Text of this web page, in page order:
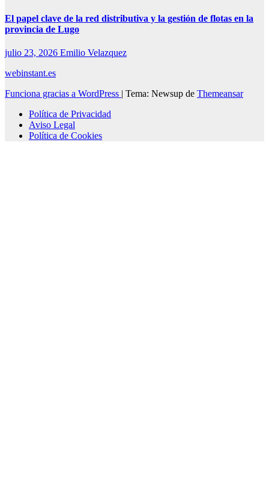
El papel clave de la red distributiva y la gestión de flotas en la
provincia de Lugo
julio 23, 2026 Emilio Velazquez
webinstant.es
Funciona gracias a WordPress | Tema: Newsup de Themeansar
Política de Privacidad
Aviso Legal
Política de Cookies